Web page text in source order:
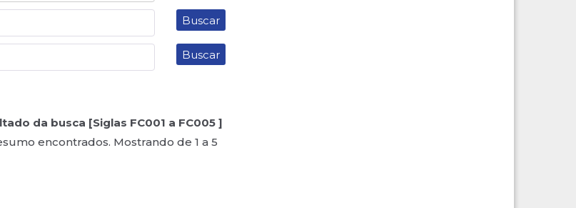
da busca [Siglas FC001 a FC005 ]
encontrados. Mostrando de 1 a 5